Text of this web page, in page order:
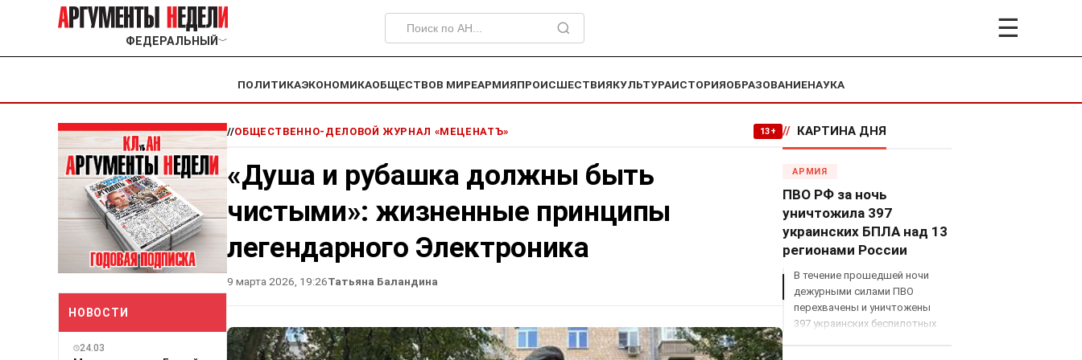
ФЕДЕРАЛЬНЫЙ ﹀ ☰
ПОЛИТИКАЭКОНОМИКАОБЩЕСТВОВ МИРЕАРМИЯПРОИСШЕСТВИЯКУЛЬТУРАИСТОРИЯОБРАЗОВАНИЕНАУКА
НОВОСТИ
24.03
//ОБЩЕСТВЕННО-ДЕЛОВОЙ ЖУРНАЛ «МЕЦЕНАТЪ» 13+
«Душа и рубашка должны быть
чистыми»: жизненные принципы
легендарного Электроника
9 марта 2026, 19:26Татьяна Баландина
// КАРТИНА ДНЯ
АРМИЯ
ПВО РФ за ночь
уничтожила 397
украинских БПЛА над 13
регионами России
В течение прошедшей ночи
дежурными силами ПВО
перехвачены и уничтожены
397 украинских беспилотных